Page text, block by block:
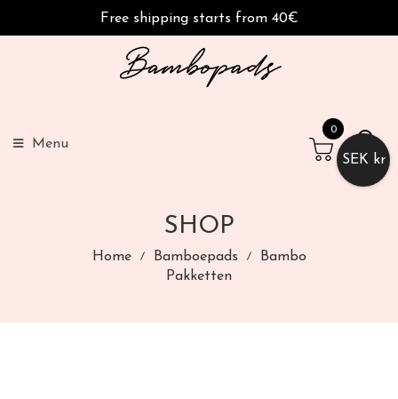
Free shipping starts from 40€
Menu
0
SHOP
Home Bamboepads
Bambo
Pakketten
SEK kr